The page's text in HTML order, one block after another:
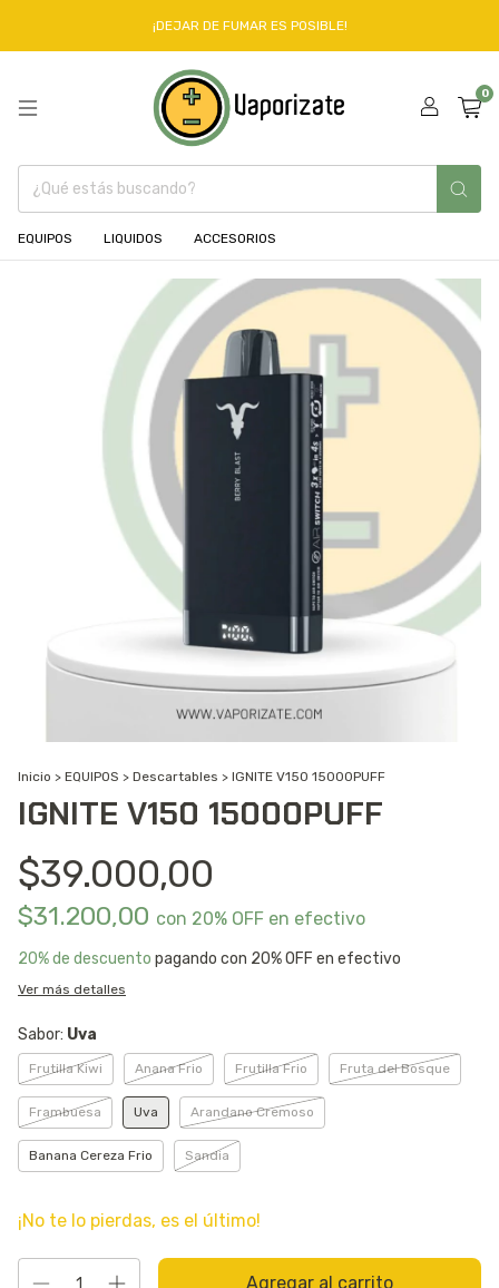
¡DEJAR DE FUMAR ES POSIBLE!
0
EQUIPOS LIQUIDOS ACCESORIOS
Inicio > EQUIPOS > Descartables > IGNITE V150 15000PUFF
IGNITE V150 15000PUFF
$39.000,00
$31.200,00 con 20% OFF en efectivo
20% de descuento pagando con 20% OFF en efectivo
Ver más detalles
Sabor: Uva
Frutilla Kiwi Anana Frio Frutilla Frio Fruta del Bosque
Frambuesa Uva Arandano Cremoso
Banana Cereza Frio Sandia
¡No te lo pierdas, es el último!